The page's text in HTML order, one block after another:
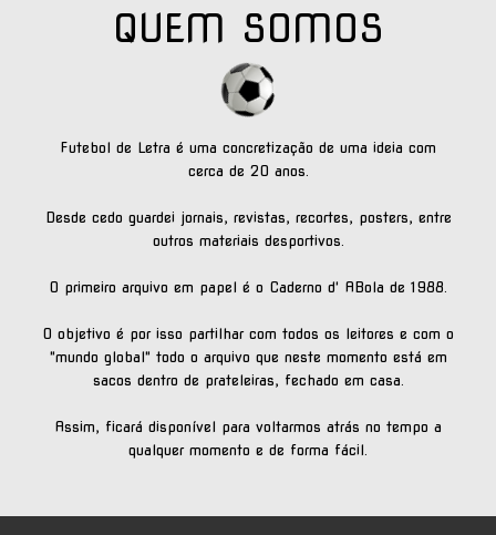
QUEM SOMOS
Futebol de Letra é uma concretização de uma ideia com
cerca de 20 anos.
Desde cedo guardei jornais, revistas, recortes, posters, entre
outros materiais desportivos.
O primeiro arquivo em papel é o Caderno d' ABola de 1988.
O objetivo é por isso partilhar com todos os leitores e com o
"mundo global" todo o arquivo que neste momento está em
sacos dentro de prateleiras, fechado em casa.
Assim, ficará disponível para voltarmos atrás no tempo a
qualquer momento e de forma fácil.